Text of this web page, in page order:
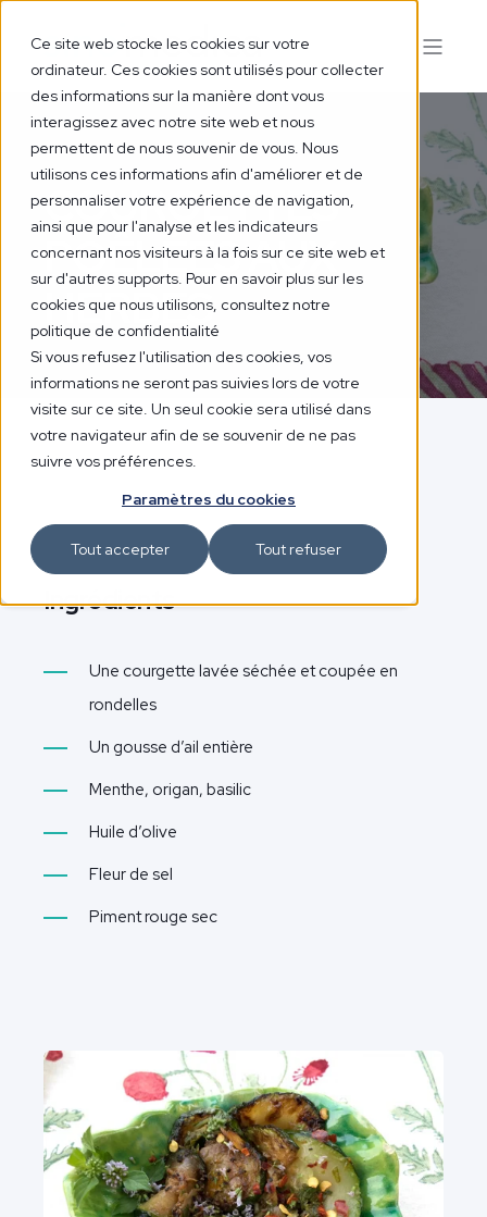
Ce site web stocke les cookies sur votre
ordinateur. Ces cookies sont utilisés pour collecter
des informations sur la manière dont vous
interagissez avec notre site web et nous
permettent de nous souvenir de vous. Nous
utilisons ces informations afin d'améliorer et de
personnaliser votre expérience de navigation,
ainsi que pour l'analyse et les indicateurs
concernant nos visiteurs à la fois sur ce site web et
sur d'autres supports. Pour en savoir plus sur les
cookies que nous utilisons, consultez notre
politique de confidentialité
Si vous refusez l'utilisation des cookies, vos
informations ne seront pas suivies lors de votre
visite sur ce site. Un seul cookie sera utilisé dans
votre navigateur afin de se souvenir de ne pas
suivre vos préférences.
Paramètres du cookies
Tout accepter Tout refuser
COURGETTES
POÊLÉES AUX
HERBES
Ingrédients
Une courgette lavée séchée et coupée en
rondelles
Un gousse d’ail entière
Menthe, origan, basilic
Huile d’olive
Fleur de sel
Piment rouge sec